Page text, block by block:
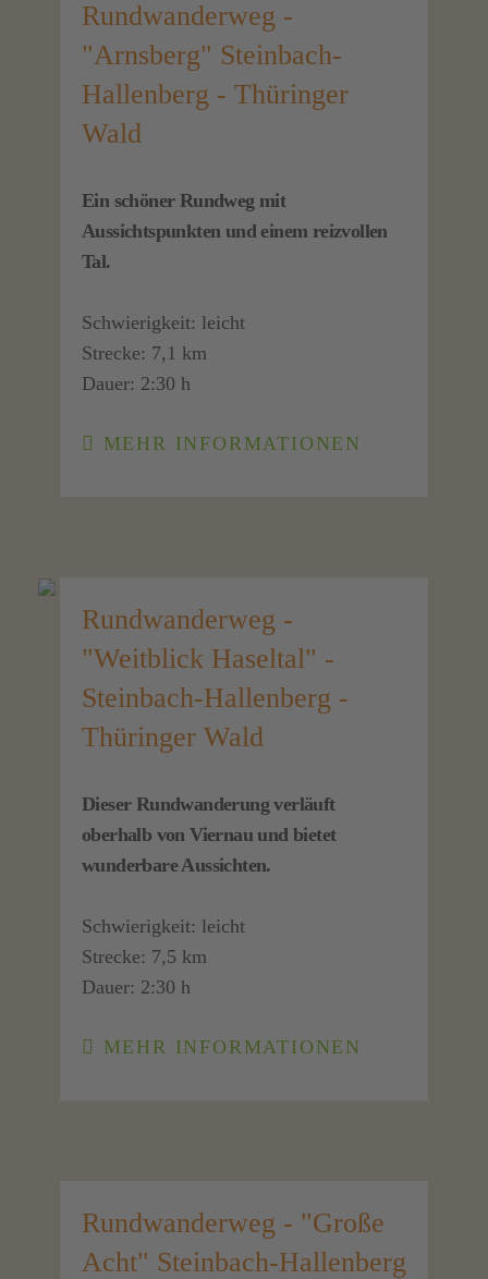
Rundwanderweg -
"Arnsberg" Steinbach-
Hallenberg - Thüringer
Wald
Ein schöner Rundweg mit
Aussichtspunkten und einem reizvollen
Tal.
Schwierigkeit: leicht
Strecke: 7,1 km
Dauer: 2:30 h
MEHR INFORMATIONEN
Rundwanderweg -
"Weitblick Haseltal" -
Steinbach-Hallenberg -
Thüringer Wald
Dieser Rundwanderung verläuft
oberhalb von Viernau und bietet
wunderbare Aussichten.
Schwierigkeit: leicht
Strecke: 7,5 km
Dauer: 2:30 h
MEHR INFORMATIONEN
Rundwanderweg - "Große
Acht" Steinbach-Hallenberg